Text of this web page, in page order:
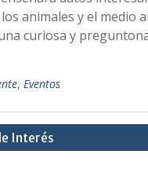
animales y el medio
curiosa y
, Eventos
Interés